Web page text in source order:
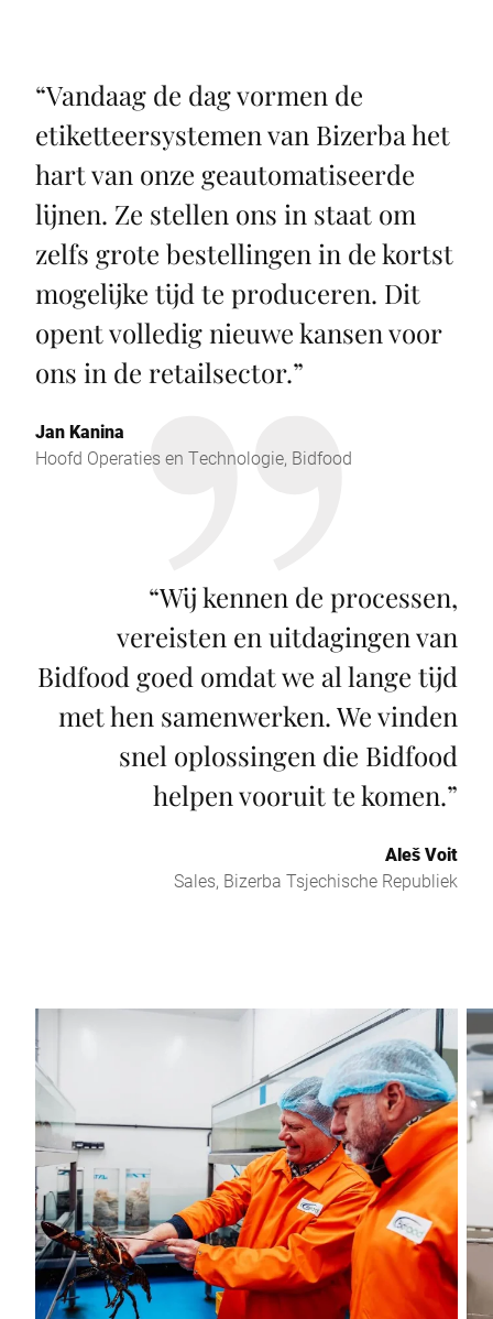
“Vandaag de dag vormen de
etiketteersystemen van Bizerba het
hart van onze geautomatiseerde
lijnen. Ze stellen ons in staat om
zelfs grote bestellingen in de kortst
mogelijke tijd te produceren. Dit
opent volledig nieuwe kansen voor
ons in de retailsector.”
Jan Kanina
Hoofd Operaties en Technologie, Bidfood
“Wij kennen de processen,
vereisten en uitdagingen van
Bidfood goed omdat we al lange tijd
met hen samenwerken. We vinden
snel oplossingen die Bidfood
helpen vooruit te komen.”
Aleš Voit
Sales, Bizerba Tsjechische Republiek